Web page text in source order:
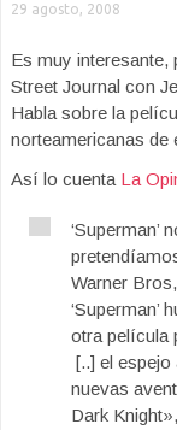
29 agosto, 2008
Es muy interesante,
Street Journal con
Habla sobre la
norteamericanas de
Así lo cuenta La
‘Superman’
Warner
‘Superman’
otra película
[..] el espejo
nuevas
Dark